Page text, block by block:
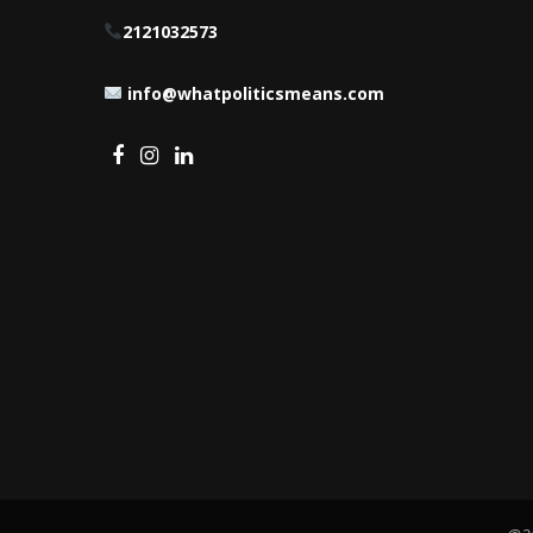
2121032573
info@whatpoliticsmeans.com